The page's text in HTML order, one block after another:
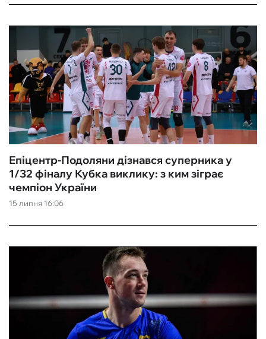
15 липня 16:06
Епіцентр-Подоляни дізнався суперника у
1/32 фіналу Кубка виклику: з ким зіграє
чемпіон України